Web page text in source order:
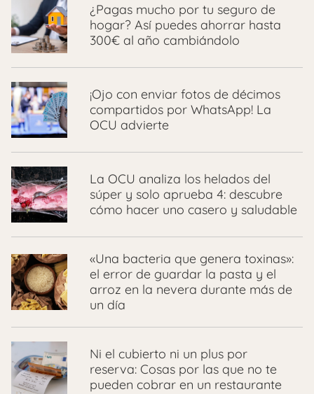
¿Pagas mucho por tu seguro de
hogar? Así puedes ahorrar hasta
300€ al año cambiándolo
¡Ojo con enviar fotos de décimos
compartidos por WhatsApp! La
OCU advierte
La OCU analiza los helados del
súper y solo aprueba 4: descubre
cómo hacer uno casero y saludable
«Una bacteria que genera toxinas»:
el error de guardar la pasta y el
arroz en la nevera durante más de
un día
Ni el cubierto ni un plus por
reserva: Cosas por las que no te
pueden cobrar en un restaurante